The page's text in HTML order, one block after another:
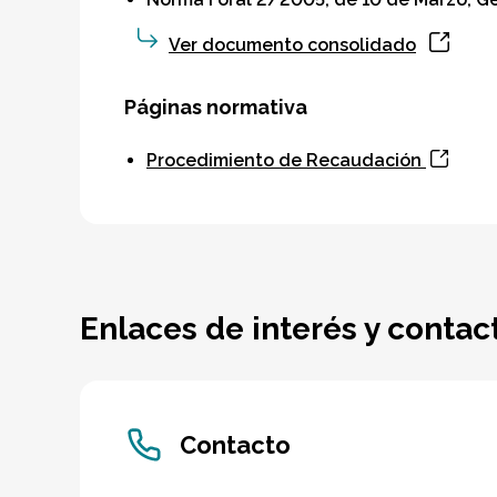
Ver documento consolidado
Páginas normativa
Procedimiento de Recaudación
Enlaces de interés y
Contacto